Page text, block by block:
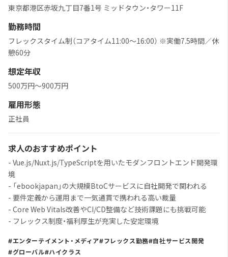
東京都港区赤坂九丁目7番1号 ミッドタウン・タワー11F
勤務時間
フレックスタイム制（コアタイム11:00〜16:00） ※実働7.5時間／休
憩60分
想定年収
500万円〜900万円
雇用形態
正社員
求人のおすすめポイント
- Vue.js/Nuxt.js/TypeScriptを用いたモダンフロントエンド開発環
境
- 「ebookjapan」の大規模BtoCサービスに自社開発で関われる
- 要件定義から運用まで一気通貫で携われる高い裁量
- Core Web Vitals改善やCI/CD整備など技術課題にも挑戦可能
- フレックス制度・福利厚生が充実した安定環境
エンターテイメント・メディア フレックス勤務 自社サービス開発
グローバル ハイクラス